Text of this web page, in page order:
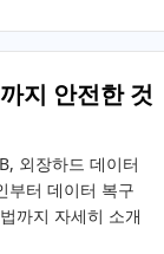
지 안전한 것
외장하드 데이터
부터 데이터 복구
까지 자세히 소개